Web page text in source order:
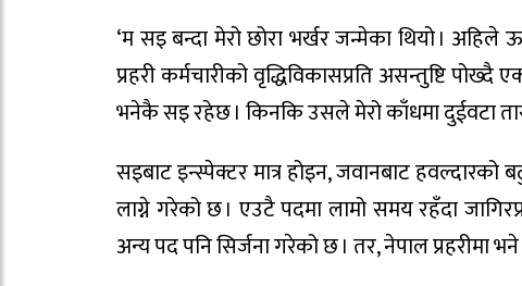
‘म सइ बन्दा मेरो छोरा भर्खर जन्मेका थियो ।
प्रहरी कर्मचारीको वृद्धिविकासप्रति असन्तुष्टि
भनेकै सइ रहेछ । किनकि उसले मेरो काँधमा दुईवटा
सइबाट इन्स्पेक्टर मात्र होइन, जवानबाट
लाग्ने गरेको छ । एउटै पदमा लामो समय रहँदा
अन्य पद पनि सिर्जना गरेको छ । तर, नेपाल प्रहरीमा